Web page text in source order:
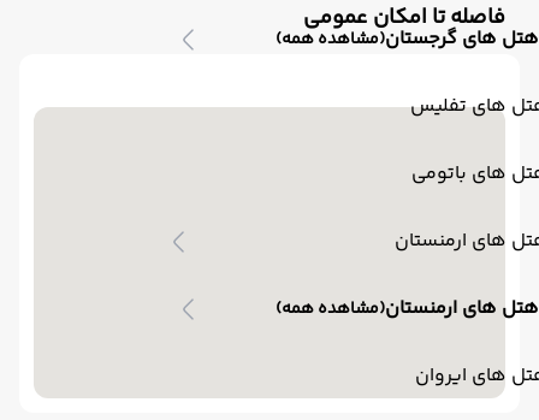
هتل های گرجستان(مشاهده همه)
های تفلیس
های باتومی
های ارمنستان
هتل های ارمنستان(مشاهده همه)
های ایروان
فاصله تا امکان عمومی